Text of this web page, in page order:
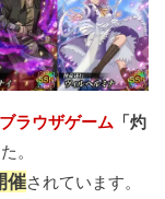
ラウザゲーム 「灼
。
催されています。